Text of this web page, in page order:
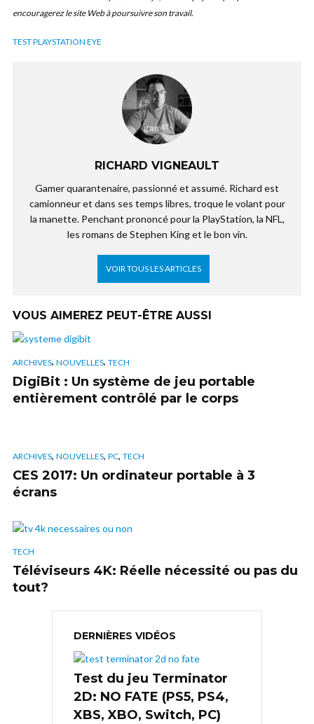
encouragerez le site Web à poursuivre son travail.
TEST PLAYSTATION EYE
RICHARD VIGNEAULT
Gamer quarantenaire, passionné et assumé. Richard est
camionneur et dans ses temps libres, troque le volant pour
la manette. Penchant prononcé pour la PlayStation, la NFL,
les romans de Stephen King et le bon vin.
VOIR TOUS LES ARTICLES
VOUS AIMEREZ PEUT-ÊTRE AUSSI
ARCHIVES, NOUVELLES, TECH
DigiBit : Un système de jeu portable
entièrement contrôlé par le corps
ARCHIVES, NOUVELLES, PC, TECH
CES 2017: Un ordinateur portable à 3
écrans
TECH
Téléviseurs 4K: Réelle nécessité ou pas du
tout?
DERNIÈRES VIDÉOS
Test du jeu Terminator
2D: NO FATE (PS5, PS4,
XBS, XBO, Switch, PC)